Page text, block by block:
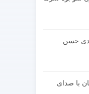
حسن
با صدای